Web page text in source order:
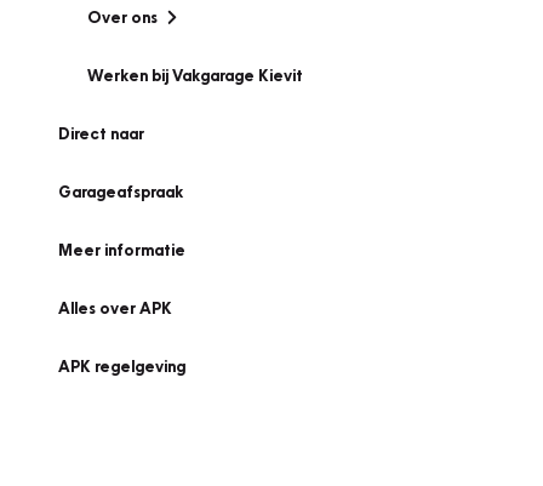
Over ons
Werken bij Vakgarage Kievit
Direct naar
Garageafspraak
Meer informatie
Alles over APK
APK regelgeving